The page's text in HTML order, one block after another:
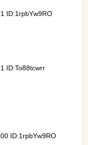
ID:1rpbYw9RO
ID:To88tcwrr
ID:1rpbYw9RO